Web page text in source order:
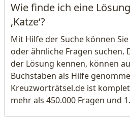
Wie finde ich eine
‚Katze‘?
Mit Hilfe der Suche können
oder ähnliche Fragen suchen.
der Lösung kennen, können
Buchstaben als Hilfe
Kreuzworträtsel.de ist
mehr als 450.000 Fragen und